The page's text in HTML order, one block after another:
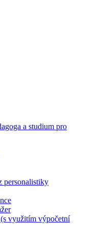
a studium pro
personalistiky
využitím výpočetní